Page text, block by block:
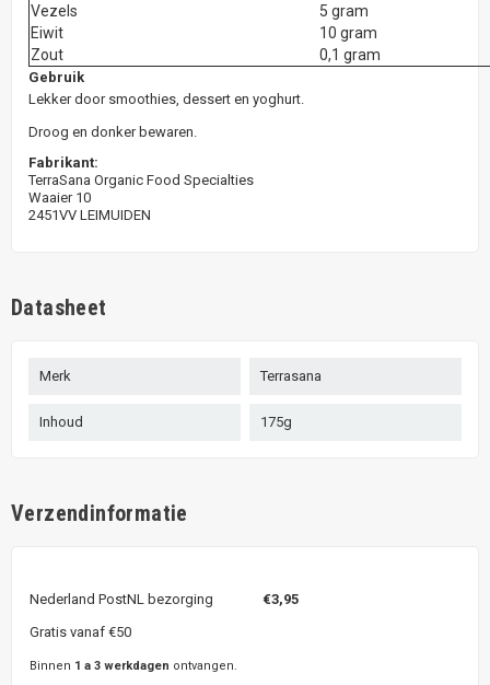
Vezels
5 gram
Eiwit
10 gram
Zout
0,1 gram
Gebruik
Lekker door smoothies, dessert en yoghurt.
Droog en donker bewaren.
Fabrikant:
TerraSana Organic Food Specialties
Waaier 10
2451VV LEIMUIDEN
Datasheet
Merk Terrasana
Inhoud 175g
Verzendinformatie
Nederland PostNL bezorging €3,95
Gratis vanaf €50
Binnen 1 a 3 werkdagen ontvangen.